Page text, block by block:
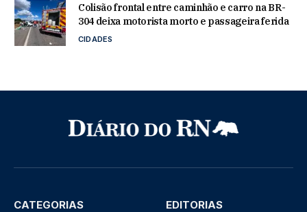
Colisão frontal entre caminhão e carro na BR-
304 deixa motorista morto e passageira ferida
CIDADES
CATEGORIAS EDITORIAS